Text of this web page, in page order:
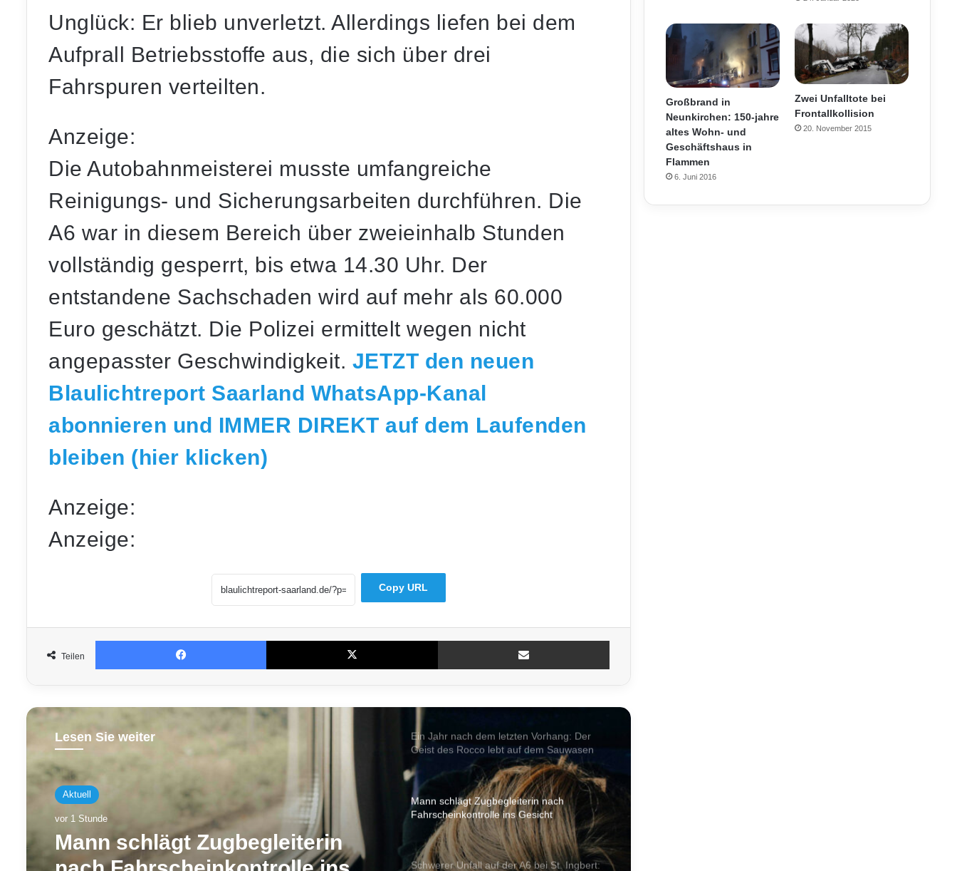
Unglück: Er blieb unverletzt. Allerdings liefen bei dem
Aufprall Betriebsstoffe aus, die sich über drei
Fahrspuren verteilten.
Anzeige:
Die Autobahnmeisterei musste umfangreiche
Reinigungs- und Sicherungsarbeiten durchführen. Die
A6 war in diesem Bereich über zweieinhalb Stunden
vollständig gesperrt, bis etwa 14.30 Uhr. Der
entstandene Sachschaden wird auf mehr als 60.000
Euro geschätzt. Die Polizei ermittelt wegen nicht
angepasster Geschwindigkeit. JETZT den neuen
Blaulichtreport Saarland WhatsApp-Kanal
abonnieren und IMMER DIREKT auf dem Laufenden
bleiben (hier klicken)
Anzeige:
Anzeige:
Copy URL
Teilen
Facebook X
Lesen Sie weiter
Aktuell
vor 1 Stunde
Mann schlägt Zugbegleiterin
Gruppierung „Crew 424“ löst sich auf
Ohne Kennzeichen und Helm: Roller-Duo
Ein Jahr nach dem letzten Vorhang: Der
Geist des Rocco lebt auf dem Sauwasen
weiter
Mann schlägt Zugbegleiterin nach
Fahrscheinkontrolle ins Gesicht
Schwerer Unfall auf der A6 bei St. Ingbert:
Großbrand in
Neunkirchen: 150-jahre
altes Wohn- und
Geschäftshaus in
Flammen
6. Juni 2016
Zwei Unfalltote bei
Frontallkollision
20. November 2015